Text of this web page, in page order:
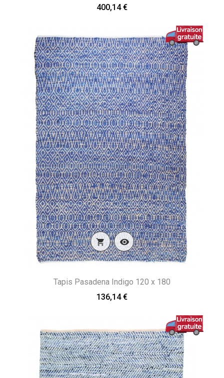
400,14 €
 
Tapis Pasadena Indigo 120 x 180
136,14 €